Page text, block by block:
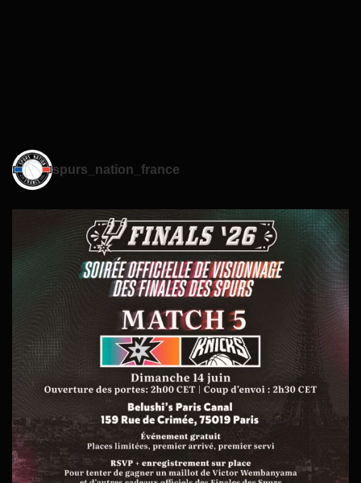
spurs_nation_france